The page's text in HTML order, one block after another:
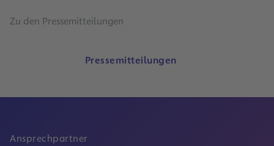
Zu den Pressemitteilungen
Pressemitteilungen
Ansprechpartner